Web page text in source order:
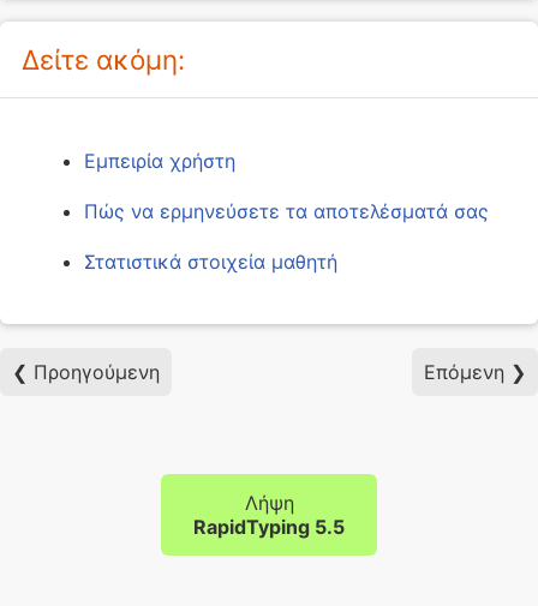
Δείτε ακόμη:
Εμπειρία χρήστη
Πώς να ερμηνεύσετε τα αποτελέσματά σας
Στατιστικά στοιχεία μαθητή
❮ Προηγούμενη Επόμενη ❯
Λήψη
RapidTyping 5.5